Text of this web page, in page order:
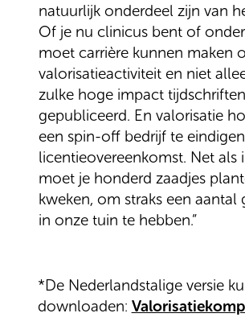
*De Nederlandstalige versie
downloaden:
natuurlijk onderdeel zijn van
Of je nu clinicus bent of
moet carrière kunnen maken
valorisatieactiviteit en niet
zulke hoge impact
gepubliceerd. En valorisatie
een spin-off bedrijf te
licentieovereenkomst. Net als
moet je honderd zaadjes
kweken, om straks een aantal
in onze tuin te hebben.”